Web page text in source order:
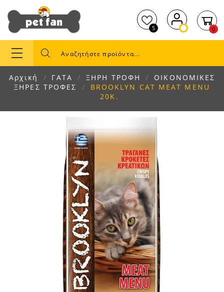
5 0
Αρχική ΓΑΤΑ ΞΗΡΗ ΤΡΟΦΗ
ΟΙΚΟΝΟΜΙΚΕΣ
ΞΗΡΕΣ ΤΡΟΦΕΣ
BROOKLYΝ CAT MEAT MENU
20Κ.